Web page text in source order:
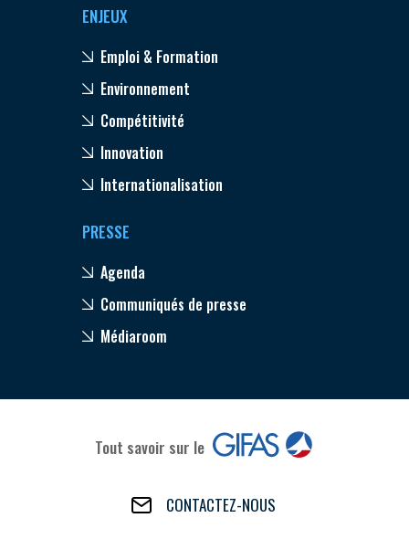
ENJEUX
Emploi & Formation
Environnement
Compétitivité
Innovation
Internationalisation
PRESSE
Agenda
Communiqués de presse
Médiaroom
Tout savoir sur le
CONTACTEZ-NOUS